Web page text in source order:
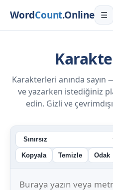
WordCount.Online ☰
Karakterleri anında
ve yazarken istediğiniz
edin. Gizli ve
Kopyala Temizle Odak